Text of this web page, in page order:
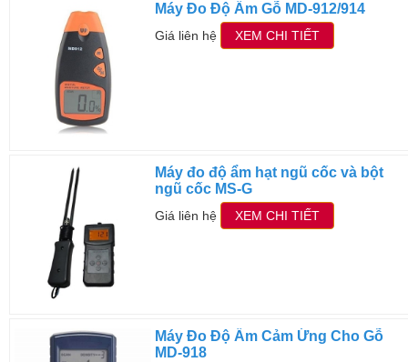
Máy Đo Độ Ẩm Gỗ MD-912/914
Giá liên hệ XEM CHI TIẾT
Máy đo độ ẩm hạt ngũ cốc và bột
ngũ cốc MS-G
Giá liên hệ XEM CHI TIẾT
Máy Đo Độ Ẩm Cảm Ứng Cho Gỗ
MD-918